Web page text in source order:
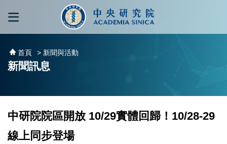
跳到主要內容區塊
首頁 > 新聞與活動
新聞訊息
中研院院區開放 10/29實體回歸！10/28-29
線上同步登場